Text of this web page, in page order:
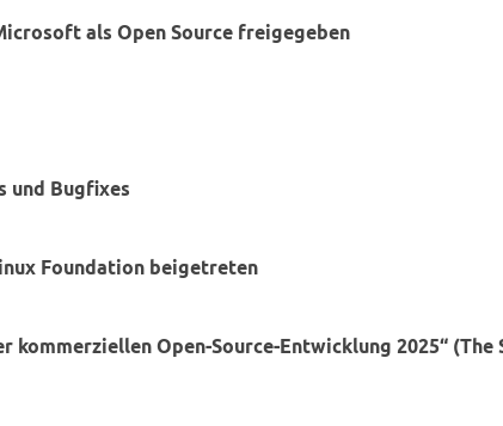
als Open Source freigegeben
und Bugfixes
Foundation beigetreten
kommerziellen Open-Source-Entwicklung 2025“